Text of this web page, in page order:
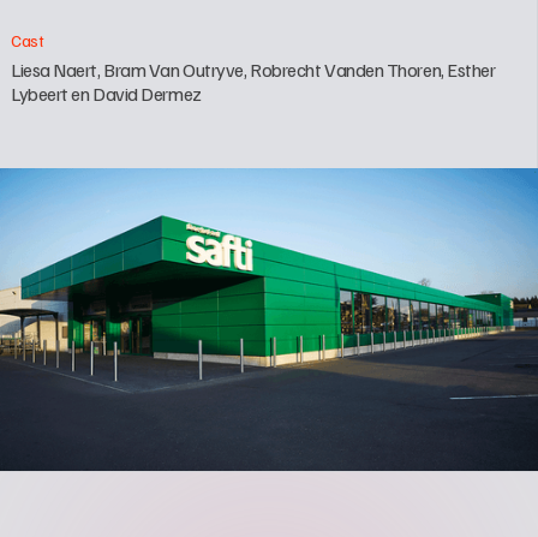
Cast
Liesa Naert, Bram Van Outryve, Robrecht Vanden Thoren, Esther
Lybeert en David Dermez